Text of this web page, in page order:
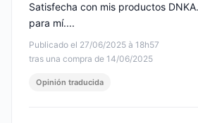
Publicado el 27/06/2025 à 18h57
tras una compra de 14/06/2025
Satisfecha con mis productos
para mí....
Opinión traducida